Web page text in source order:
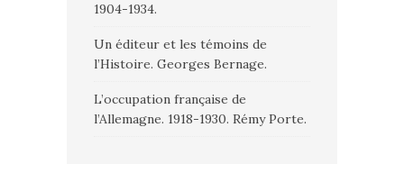
1904-1934.
Un éditeur et les témoins de
l’Histoire. Georges Bernage.
L’occupation française de
l’Allemagne. 1918-1930. Rémy Porte.